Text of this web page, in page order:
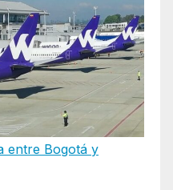
entre Bogotá y